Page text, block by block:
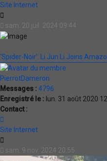
PierrotDameron
Site Internet
sam. 20 juil. 2024 09:44
‘Spider-Noir’: Li Jun Li Joins
PierrotDameron
Messages : 4796
Enregistré le : lun. 31 août 2020
Contact :
PierrotDameron
Site Internet
sam. 9 nov. 2024 20:55